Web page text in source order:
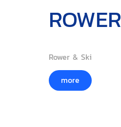
ROWER
Rower & Ski
more